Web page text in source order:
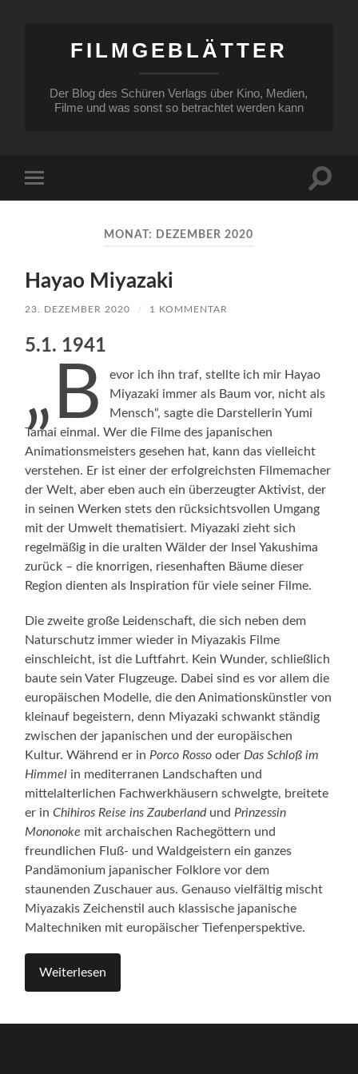
FILMGEBLÄTTER
Der Blog des Schüren Verlags über Kino, Medien,
Filme und was sonst so betrachtet werden kann
Menü
MONAT: DEZEMBER 2020
Hayao Miyazaki
23. DEZEMBER 2020 / 1 KOMMENTAR
5.1. 1941
„B
evor ich ihn traf, stellte ich mir Hayao
Miyazaki immer als Baum vor, nicht als
Mensch“, sagte die Darstellerin Yumi
Tamai einmal. Wer die Filme des japanischen
Animationsmeisters gesehen hat, kann das vielleicht
verstehen. Er ist einer der erfolgreichsten Filmemacher
der Welt, aber eben auch ein überzeugter Aktivist, der
in seinen Werken stets den rücksichtsvollen Umgang
mit der Umwelt thematisiert. Miyazaki zieht sich
regelmäßig in die uralten Wälder der Insel Yakushima
zurück – die knorrigen, riesenhaften Bäume dieser
Region dienten als Inspiration für viele seiner Filme.
Die zweite große Leidenschaft, die sich neben dem
Naturschutz immer wieder in Miyazakis Filme
einschleicht, ist die Luftfahrt. Kein Wunder, schließlich
baute sein Vater Flugzeuge. Dabei sind es vor allem die
europäischen Modelle, die den Animationskünstler von
kleinauf begeistern, denn Miyazaki schwankt ständig
zwischen der japanischen und der europäischen
Kultur. Während er inPorco RossooderDas Schloß im
Himmel in mediterranen Landschaften und
mittelalterlichen Fachwerkhäusern schwelgte, breitete
er inChihiros Reise ins Zauberland undPrinzessin
Mononoke mit archaischen Rachegöttern und
freundlichen Fluß- und Waldgeistern ein ganzes
Pandämonium japanischer Folklore vor dem
staunenden Zuschauer aus. Genauso vielfältig mischt
Miyazakis Zeichenstil auch klassische japanische
Maltechniken mit europäischer Tiefenperspektive.
Weiterlesen